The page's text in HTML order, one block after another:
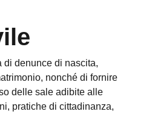
denunce di nascita,
nonché di fornire
delle sale adibite alle
pratiche di cittadinanza,